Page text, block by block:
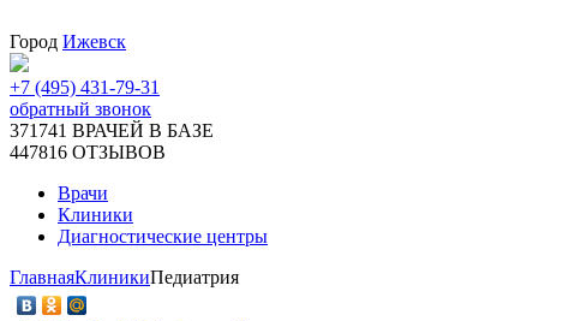
Город Ижевск
+7 (495) 431-79-31
обратный звонок
371741 ВРАЧЕЙ В БАЗЕ
447816 ОТЗЫВОВ
Врачи
Клиники
Диагностические центры
ГлавнаяКлиникиПедиатрия